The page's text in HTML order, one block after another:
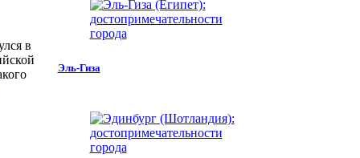
в
Эль-Гиза